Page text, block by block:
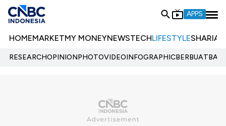
APPS
HOMEMARKETMY MONEYNEWSTECHLIFESTYLESHARIA
RESEARCHOPINIONPHOTOVIDEOINFOGRAPHIC